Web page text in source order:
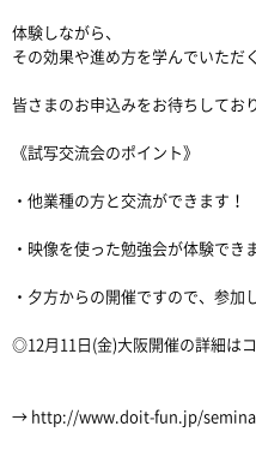
体験しながら、
その効果や進め方を学んでいただ
皆さまのお申込みをお待ちしてお
《試写交流会のポイント》
・他業種の方と交流ができます！
・映像を使った勉強会が体験でき
・夕方からの開催ですので、参加
◎12月11日(金)大阪開催の詳細はコ
→ http://www.doit-fun.jp/